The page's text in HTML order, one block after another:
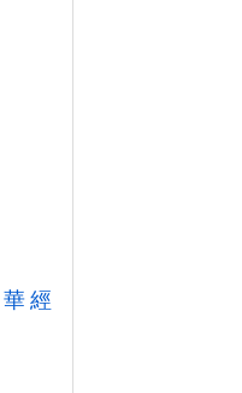
華 經